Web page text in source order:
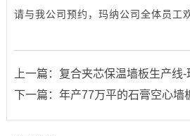
请与我公司预约，玛纳公司全体员工
上一篇： 复合夹芯保温墙板生产线
下一篇： 年产77万平的石膏空心墙